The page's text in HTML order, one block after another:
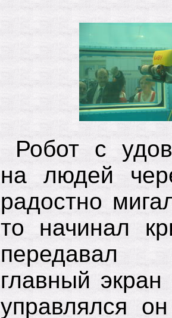
Робот с
на людей
радостно
то начинал
передавал
главный
управлялся